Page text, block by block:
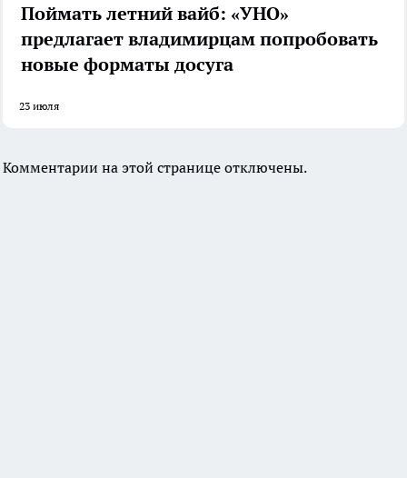
Поймать летний вайб: «УНО»
предлагает владимирцам попробовать
новые форматы досуга
23 июля
Комментарии на этой странице отключены.